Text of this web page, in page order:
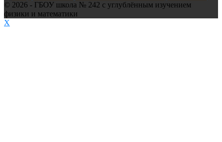
© 2026 - ГБОУ школа № 242 с углублённым изучением
физики и математики
X